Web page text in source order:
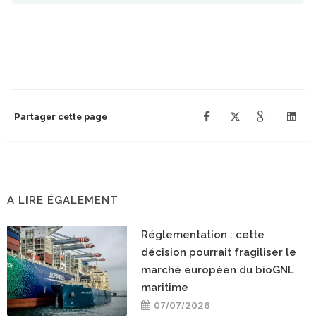
Partager cette page
A LIRE ÉGALEMENT
Réglementation : cette
décision pourrait fragiliser le
marché européen du bioGNL
maritime
07/07/2026